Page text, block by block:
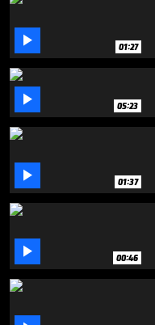
 01:27
 05:23
 01:37
 00:46